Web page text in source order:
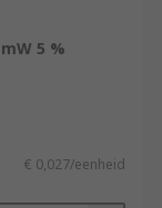
5 %
€ 0,027/eenheid